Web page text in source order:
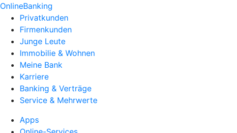
OnlineBanking
Privatkunden
Firmenkunden
Junge Leute
Immobilie & Wohnen
Meine Bank
Karriere
Banking & Verträge
Service & Mehrwerte
Apps